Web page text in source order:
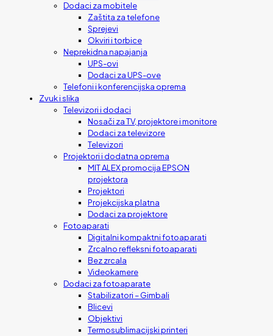
Dodaci za mobitele
Zaštita za telefone
Sprejevi
Okviri i torbice
Neprekidna napajanja
UPS-ovi
Dodaci za UPS-ove
Telefoni i konferencijska oprema
Zvuk i slika
Televizori i dodaci
Nosači za TV, projektore i monitore
Dodaci za televizore
Televizori
Projektori i dodatna oprema
MIT ALEX promocija EPSON
projektora
Projektori
Projekcijska platna
Dodaci za projektore
Fotoaparati
Digitalni kompaktni fotoaparati
Zrcalno refleksni fotoaparati
Bez zrcala
Videokamere
Dodaci za fotoaparate
Stabilizatori – Gimbali
Blicevi
Objektivi
Termosublimacijski printeri